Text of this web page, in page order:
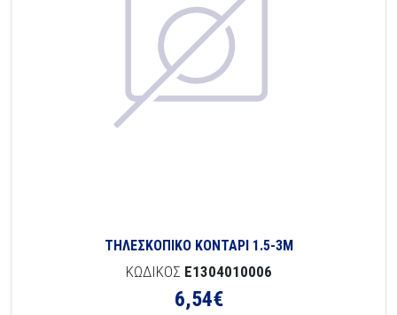
ΤΗΛΕΣΚΟΠΙΚΟ ΚΟΝΤΑΡΙ 1.5-3Μ
ΚΩΔΙΚΟΣ E1304010006
6,54€